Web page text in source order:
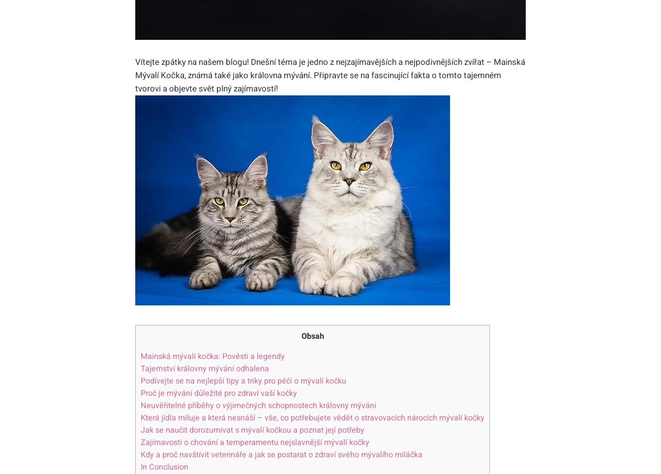
Vítejte zpátky na našem blogu! Dnešní téma je jedno z nejzajímavějších a nejpodivnějších zvířat – Mainská
Mývalí Kočka, známá také jako královna mývání. Připravte se na fascinující fakta o tomto tajemném
tvorovi a objevte svět plný zajímavostí!
Obsah
Mainská mývalí kočka: Pověsti a legendy
Tajemství královny mývání odhalena
Podívejte se na nejlepší tipy a triky pro péči o mývalí kočku
Proč je mývání důležité pro zdraví vaší kočky
Neuvěřitelné příběhy o výjimečných schopnostech královny mývání
Která jídla miluje a která nesnáší – vše, co potřebujete vědět o stravovacích nárocích mývalí kočky
Jak se naučit dorozumívat s mývalí kočkou a poznat její potřeby
Zajímavosti o chování a temperamentu nejslavnější mývalí kočky
Kdy a proč navštívit veterináře a jak se postarat o zdraví svého mývalího miláčka
In Conclusion